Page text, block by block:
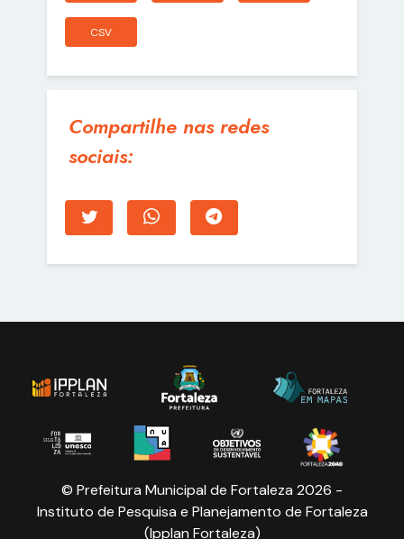
CSV
Compartilhe nas redes
sociais:
© Prefeitura Municipal de Fortaleza 2026 -
Instituto de Pesquisa e Planejamento de Fortaleza
(Ipplan Fortaleza)